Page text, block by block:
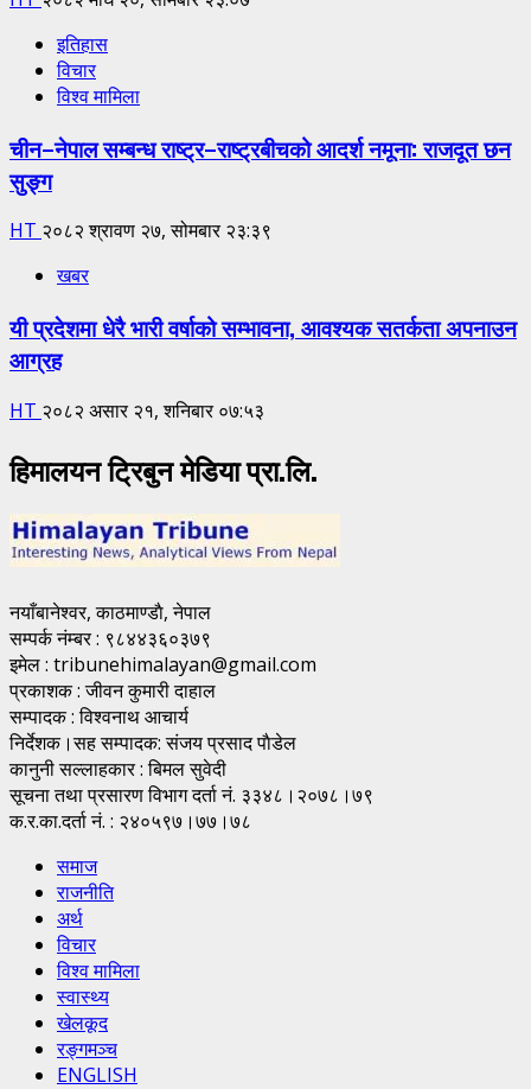
इतिहास
विचार
विश्व मामिला
चीन–नेपाल सम्बन्ध राष्ट्र–राष्ट्रबीचको आदर्श नमूना: राजदूत छन
सुङ्ग
HT २०८२ श्रावण २७, सोमबार २३:३९
खबर
यी प्रदेशमा धेरै भारी वर्षाको सम्भावना, आवश्यक सतर्कता अपनाउन
आग्रह
HT २०८२ असार २१, शनिबार ०७:५३
हिमालयन ट्रिबुन मेडिया प्रा.लि.
नयाँबानेश्वर, काठमाण्डाै, नेपाल
सम्पर्क नंम्बर : ९८४४३६०३७९
इमेल : tribunehimalayan@gmail.com
प्रकाशक : जीवन कुमारी दाहाल
सम्पादक : विश्वनाथ आचार्य
निर्देशक।सह सम्पादक: संजय प्रसाद पाैडेल
कानुनी सल्लाहकार : बिमल सुवेदी
सूचना तथा प्रसारण विभाग दर्ता नं. ३३४८।२०७८।७९
क.र.का.दर्ता नं. : २४०५९७।७७।७८
समाज
राजनीति
अर्थ
विचार
विश्व मामिला
स्वास्थ्य
खेलकूद
रङ्गमञ्च
ENGLISH